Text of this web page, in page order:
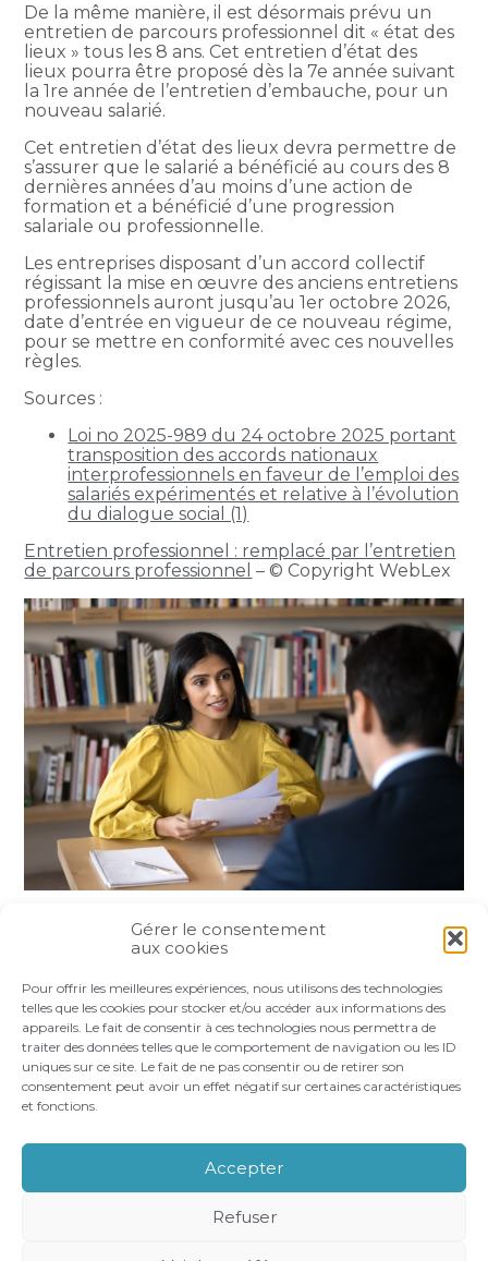
Gérer le consentement
aux cookies
Pour offrir les meilleures expériences, nous utilisons des technologies
telles que les cookies pour stocker et/ou accéder aux informations des
appareils. Le fait de consentir à ces technologies nous permettra de
traiter des données telles que le comportement de navigation ou les ID
uniques sur ce site. Le fait de ne pas consentir ou de retirer son
consentement peut avoir un effet négatif sur certaines caractéristiques
et fonctions.
Accepter
Refuser
De la même manière, il est désormais prévu un
entretien de parcours professionnel dit « état des
lieux » tous les 8 ans. Cet entretien d’état des
lieux pourra être proposé dès la 7e année suivant
la 1re année de l’entretien d’embauche, pour un
nouveau salarié.
Cet entretien d’état des lieux devra permettre de
s’assurer que le salarié a bénéficié au cours des 8
dernières années d’au moins d’une action de
formation et a bénéficié d’une progression
salariale ou professionnelle.
Les entreprises disposant d’un accord collectif
régissant la mise en œuvre des anciens entretiens
professionnels auront jusqu’au 1er octobre 2026,
date d’entrée en vigueur de ce nouveau régime,
pour se mettre en conformité avec ces nouvelles
règles.
Sources :
Loi no 2025-989 du 24 octobre 2025 portant
transposition des accords nationaux
interprofessionnels en faveur de l’emploi des
salariés expérimentés et relative à l’évolution
du dialogue social (1)
Entretien professionnel : remplacé par l’entretien
de parcours professionnel – © Copyright WebLex
FaceBook
TwitterLinkedIn
Principale
NOS ACCOMPAGNEMENTS
CONTACT